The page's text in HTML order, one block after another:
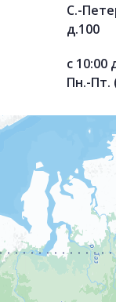
С.-
д.100
с 10:00
Пн.-Пт.